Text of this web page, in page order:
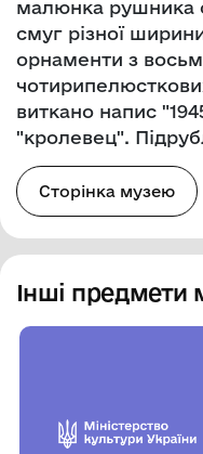
малюнка рушника
смуг різної
орнаменти з
виткано напис
"кролевец".
Сторінка музею
Інші предмети